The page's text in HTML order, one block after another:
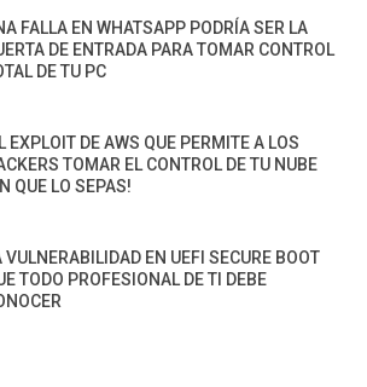
FALLA EN WHATSAPP PODRÍA SER LA
DE ENTRADA PARA TOMAR CONTROL
DE TU PC
EXPLOIT DE AWS QUE PERMITE A LOS
TOMAR EL CONTROL DE TU NUBE
QUE LO SEPAS!
VULNERABILIDAD EN UEFI SECURE BOOT
TODO PROFESIONAL DE TI DEBE